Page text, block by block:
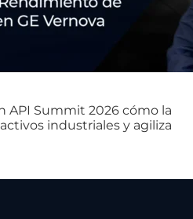
API Summit 2026 cómo la
industriales y agiliza